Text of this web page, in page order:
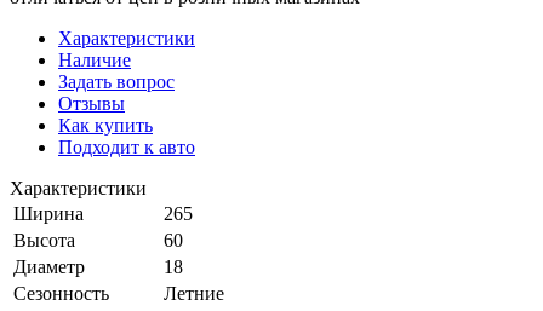
Характеристики
Наличие
Задать вопрос
Отзывы
Как купить
Подходит к авто
Характеристики
Ширина
265
Высота
60
Диаметр
18
Сезонность
Летние